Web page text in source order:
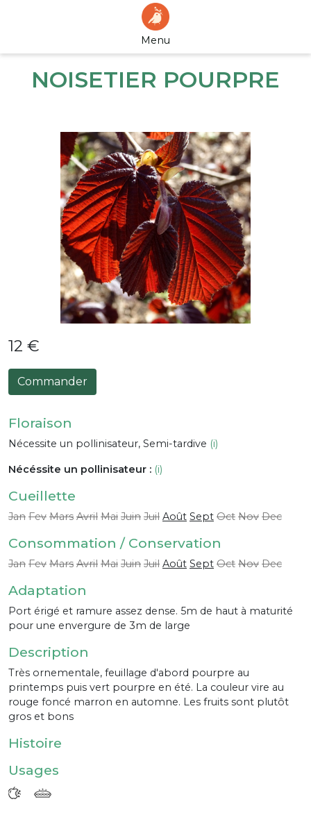
Menu
NOISETIER POURPRE
12 €
Commander
Floraison
Nécessite un pollinisateur, Semi-tardive (i)
Nécéssite un pollinisateur : (i)
Cueillette
Jan Fev Mars Avril Mai Juin Juil Août Sept Oct Nov Dec
Consommation / Conservation
Jan Fev Mars Avril Mai Juin Juil Août Sept Oct Nov Dec
Adaptation
Port érigé et ramure assez dense. 5m de haut à maturité
pour une envergure de 3m de large
Description
Très ornementale, feuillage d'abord pourpre au
printemps puis vert pourpre en été. La couleur vire au
rouge foncé marron en automne. Les fruits sont plutôt
gros et bons
Histoire
Usages